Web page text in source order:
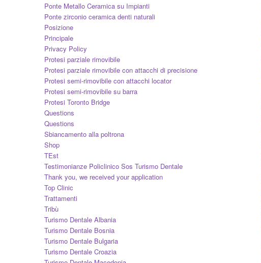
Ponte Metallo Ceramica su Impianti
Ponte zirconio ceramica denti naturali
Posizione
Principale
Privacy Policy
Protesi parziale rimovibile
Protesi parziale rimovibile con attacchi di precisione
Protesi semi-rimovibile con attacchi locator
Protesi semi-rimovibile su barra
Protesi Toronto Bridge
Questions
Questions
Sbiancamento alla poltrona
Shop
TEst
Testimonianze Policlinico Sos Turismo Dentale
Thank you, we received your application
Top Clinic
Trattamenti
Tribù
Turismo Dentale Albania
Turismo Dentale Bosnia
Turismo Dentale Bulgaria
Turismo Dentale Croazia